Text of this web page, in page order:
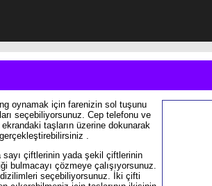
oynamak için farenizin sol tuşunu
seçebiliyorsunuz. Cep telefonu ve
taşların üzerine dokunarak
.
sayı çiftlerinin yada şekil çiftlerinin
bulmacayı çözmeye çalışıyorsunuz.
dizilimleri seçebiliyorsunuz. İki çifti